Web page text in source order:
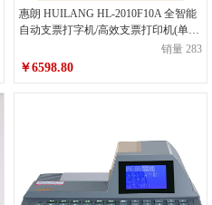
惠朗 HUILANG HL-2010F10A 全智能
自动支票打字机/高效支票打印机(单
销量 283
￥6598.80